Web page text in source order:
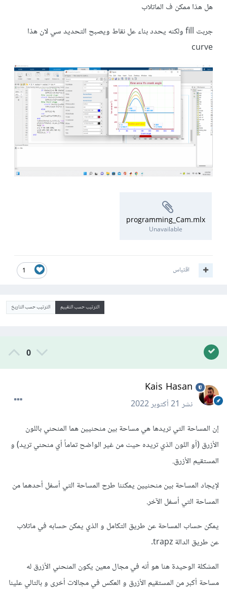
هل هذا ممكن ف الماتلاب
جربت fill ولكنه يحدد بناء عل نقاط ويصبح التحديد سي لان هذا
curve
programming_Cam.mlx
Unavailable
1 اقتباس
الترتيب حسب التقييم الترتيب حسب التاريخ
0
Kais Hasan
نشر21 أكتوبر 2022
إن المساحة التي تريدها هي مساحة بين منحنيين هما المنحني باللون
الأزرق (أو اللون الذي تريده حيث من غير الواضح تماماً أي منحني تريد) و
المستقيم الأزرق.
لإيجاد المساحة بين منحنيين يمكننا طرح المساحة التي أسفل أحدهما من
المساحة التي أسفل الآخر.
يمكن حساب المساحة عن طريق التكامل و الذي يمكن حسابه في ماتلاب
عن طريق الدالة trapz.
المشكلة الوحيدة هنا هو أنه في مجال معين يكون المنحني الأزرق له
مساحة أكبر من المستقيم الأزرق و العكس في مجالات أخرى و بالتالي علينا